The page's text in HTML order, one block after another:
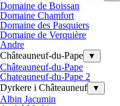
Domaine de Boissan
Domaine Chamfort
Domaine des Pasquiers
Domaine de Verquière
Andre
Châteauneuf-du-Pape
▼
Châteauneuf-du-Pape
Chateauneuf-du-Pape 2
Dyrkere i Châteauneuf
▼
Albin Jacumin